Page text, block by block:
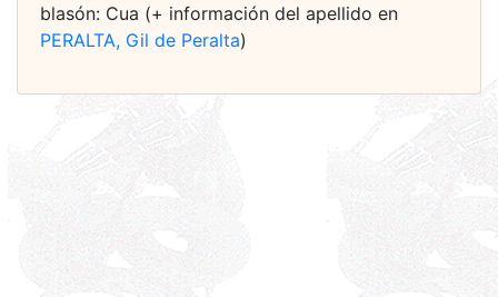
blasón: Cua (+ información del apellido en
PERALTA, Gil de Peralta)